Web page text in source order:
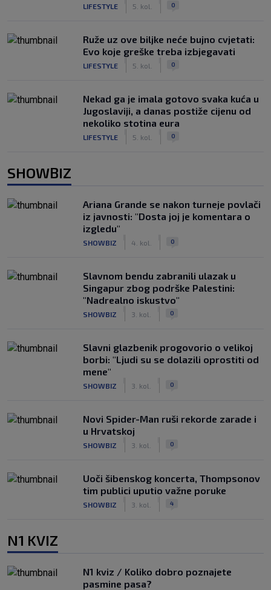
LIFESTYLE 5. kol. 0
Ruže uz ove biljke neće bujno cvjetati:
Evo koje greške treba izbjegavati
LIFESTYLE 5. kol. 0
Nekad ga je imala gotovo svaka kuća u
Jugoslaviji, a danas postiže cijenu od
nekoliko stotina eura
LIFESTYLE 5. kol. 0
SHOWBIZ
Ariana Grande se nakon turneje povlači
iz javnosti: "Dosta joj je komentara o
izgledu"
SHOWBIZ 4. kol. 0
Slavnom bendu zabranili ulazak u
Singapur zbog podrške Palestini:
"Nadrealno iskustvo"
SHOWBIZ 3. kol. 0
Slavni glazbenik progovorio o velikoj
borbi: "Ljudi su se dolazili oprostiti od
mene"
SHOWBIZ 3. kol. 0
Novi Spider-Man ruši rekorde zarade i
u Hrvatskoj
SHOWBIZ 3. kol. 0
Uoči šibenskog koncerta, Thompsonov
tim publici uputio važne poruke
SHOWBIZ 3. kol. 4
N1 KVIZ
N1 kviz / Koliko dobro poznajete
pasmine pasa?